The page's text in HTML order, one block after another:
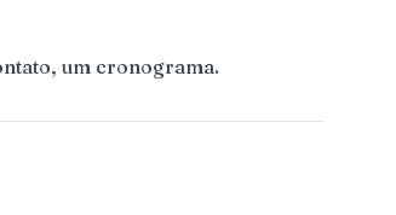
um cronograma.